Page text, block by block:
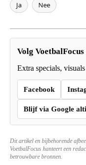
Ja Nee
Volg VoetbalFocus
Extra specials,
Facebook
Blijf via Google
Dit artikel en bijbehorende
VoetbalFocus hanteert een
betrouwbare bronnen.